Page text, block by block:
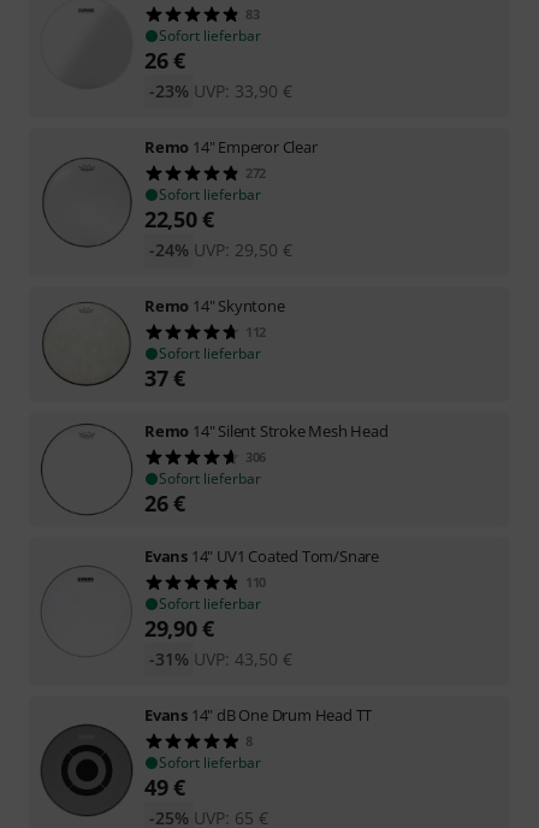
83
Sofort lieferbar
26€
UVP: 33,90 €
-23%
Remo 14" Emperor Clear
272
Sofort lieferbar
22,50€
UVP: 29,50 €
-24%
Remo 14" Skyntone
112
Sofort lieferbar
37€
Remo 14" Silent Stroke Mesh Head
306
Sofort lieferbar
26€
Evans 14" UV1 Coated Tom/Snare
110
Sofort lieferbar
29,90€
UVP: 43,50 €
-31%
Evans 14" dB One Drum Head TT
8
Sofort lieferbar
49€
UVP: 65 €
-25%